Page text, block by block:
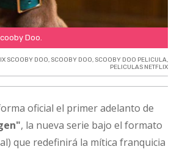
Doo.
SCOOBY DOO, SCOOBY DOO, SCOOBY DOO PELICULA,
PELICULAS NETFLIX
oficial el primer adelanto de
, la nueva serie bajo el formato
que redefinirá la mítica franquicia